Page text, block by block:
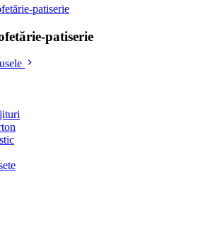
patiserie
patiserie